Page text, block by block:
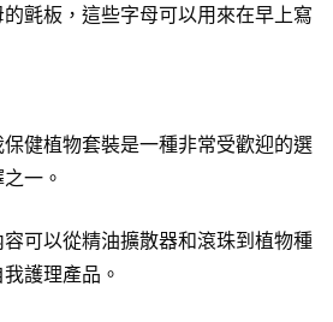
氈板，這些字母可以用來在早上寫
健植物套裝是一種非常受歡迎的選
一。
可以從精油擴散器和滾珠到植物種
護理產品。